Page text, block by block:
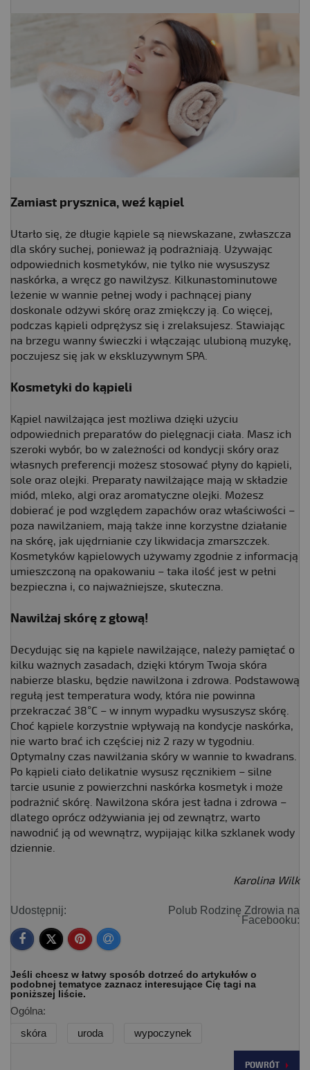
Zamiast prysznica, weź kąpiel
Utarło się, że długie kąpiele są niewskazane, zwłaszcza
dla skóry suchej, ponieważ ją podrażniają. Używając
odpowiednich kosmetyków, nie tylko nie wysuszysz
naskórka, a wręcz go nawilżysz. Kilkunastominutowe
leżenie w wannie pełnej wody i pachnącej piany
doskonale odżywi skórę oraz zmiękczy ją. Co więcej,
podczas kąpieli odprężysz się i zrelaksujesz. Stawiając
na brzegu wanny świeczki i włączając ulubioną muzykę,
poczujesz się jak w ekskluzywnym SPA.
Kosmetyki do kąpieli
Kąpiel nawilżająca jest możliwa dzięki użyciu
odpowiednich preparatów do pielęgnacji ciała. Masz ich
szeroki wybór, bo w zależności od kondycji skóry oraz
własnych preferencji możesz stosować płyny do kąpieli,
sole oraz olejki. Preparaty nawilżające mają w składzie
miód, mleko, algi oraz aromatyczne olejki. Możesz
dobierać je pod względem zapachów oraz właściwości –
poza nawilżaniem, mają także inne korzystne działanie
na skórę, jak ujędrnianie czy likwidacja zmarszczek.
Kosmetyków kąpielowych używamy zgodnie z informacją
umieszczoną na opakowaniu – taka ilość jest w pełni
bezpieczna i, co najważniejsze, skuteczna.
Nawilżaj skórę z głową!
Decydując się na kąpiele nawilżające, należy pamiętać o
kilku ważnych zasadach, dzięki którym Twoja skóra
nabierze blasku, będzie nawilżona i zdrowa. Podstawową
regułą jest temperatura wody, która nie powinna
przekraczać 38°C – w innym wypadku wysuszysz skórę.
Choć kąpiele korzystnie wpływają na kondycje naskórka,
nie warto brać ich częściej niż 2 razy w tygodniu.
Optymalny czas nawilżania skóry w wannie to kwadrans.
Po kąpieli ciało delikatnie wysusz ręcznikiem – silne
tarcie usunie z powierzchni naskórka kosmetyk i może
podrażnić skórę. Nawilżona skóra jest ładna i zdrowa –
dlatego oprócz odżywiania jej od zewnątrz, warto
nawodnić ją od wewnątrz, wypijając kilka szklanek wody
dziennie.
Karolina Wilk
Udostępnij:
Polub Rodzinę Zdrowia na
Facebooku:
Jeśli chcesz w łatwy sposób dotrzeć do artykułów o
podobnej tematyce zaznacz interesujące Cię tagi na
poniższej liście.
Ogólna:
skóra
uroda wypoczynek
POWRÓT